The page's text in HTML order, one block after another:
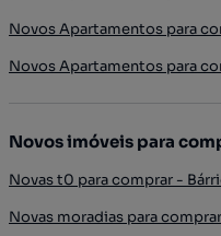
Novos Apartamentos para
Novos Apartamentos para
Novos imóveis para
Novas t0 para comprar -
Novas moradias para